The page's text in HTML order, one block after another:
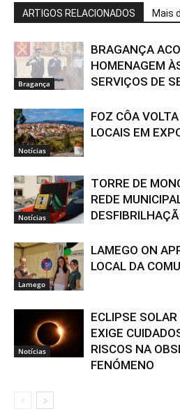
ARTIGOS RELACIONADOS Mais
Bragança
BRAGANÇA
HOMENAGEM
SERVIÇOS DE
Notícias
FOZ CÔA
LOCAIS EM
Notícias
TORRE DE
REDE
Lamego
LAMEGO ON
LOCAL DA
Notícias
ECLIPSE
EXIGE
RISCOS NA
FENÓMENO